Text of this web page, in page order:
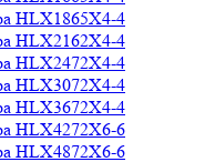
HLX1865X4-4
HLX2162X4-4
HLX2472X4-4
HLX3072X4-4
HLX3672X4-4
HLX4272X6-6
HLX4872X6-6